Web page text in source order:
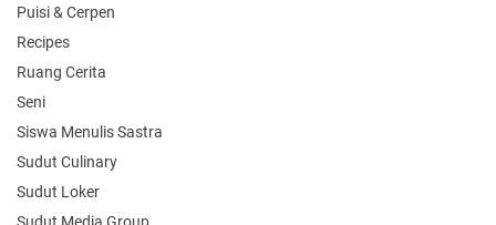
Puisi & Cerpen
Recipes
Ruang Cerita
Seni
Siswa Menulis Sastra
Sudut Culinary
Sudut Loker
Sudut Media Group